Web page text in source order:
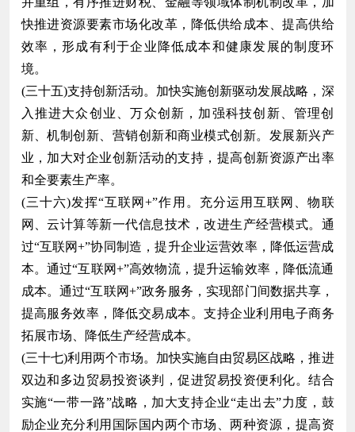
快推进资源要素市场化改革，降低供给成本、提高供给
效率，形成有利于企业降低成本和健康发展的制度环
境。
(三十五)支持创新活动。加快实施创新驱动发展战略，深
入推进大众创业、万众创新，加强科技创新、管理创
新、机制创新、营销创新和商业模式创新。发展新兴产
业，加大对企业创新活动的支持，提高创新资源产出率
和全要素生产率。
(三十六)发挥“互联网+”作用。充分运用互联网、物联
网、云计算等新一代信息技术，改进生产经营模式。通
过“互联网+”协同制造，提升企业运营效率，降低运营成
本。通过“互联网+”高效物流，提升运输效率，降低流通
成本。通过“互联网+”政务服务，实现部门间数据共享，
提高服务效率，降低交易成本。支持企业利用电子商务
拓展市场、降低生产经营成本。
(三十七)利用两个市场。加快实施自由贸易区战略，推进
双边和多边贸易投资谈判，促进贸易投资便利化。结合
实施“一带一路”战略，加大支持企业“走出去”力度，鼓
励企业充分利用国际国内两个市场、两种资源，提高资